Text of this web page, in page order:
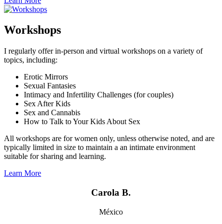
Workshops
I regularly offer in-person and virtual workshops on a variety of
topics, including:
Erotic Mirrors
Sexual Fantasies
Intimacy and Infertility Challenges (for couples)
Sex After Kids
Sex and Cannabis
How to Talk to Your Kids About Sex
All workshops are for women only, unless otherwise noted, and are
typically limited in size to maintain a an intimate environment
suitable for sharing and learning.
Learn More
Carola B.
México